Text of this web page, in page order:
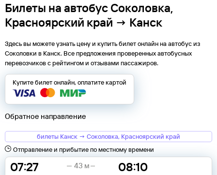
Билеты на автобус Соколовка,
Красноярский край → Канск
Здесь вы можете узнать цену и купить билет онлайн на автобус из
Соколовки в Канск. Все предложения проверенных автобусных
перевозчиков с рейтингом и отзывами пассажиров.
Купите билет онлайн, оплатите картой
Обратное направление
билеты Канск → Соколовка, Красноярский край
Отправление и прибытие по местному времени
07:27 08:10
43 м